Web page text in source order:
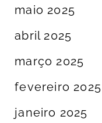
maio 2025
abril 2025
março 2025
fevereiro 2025
janeiro 2025